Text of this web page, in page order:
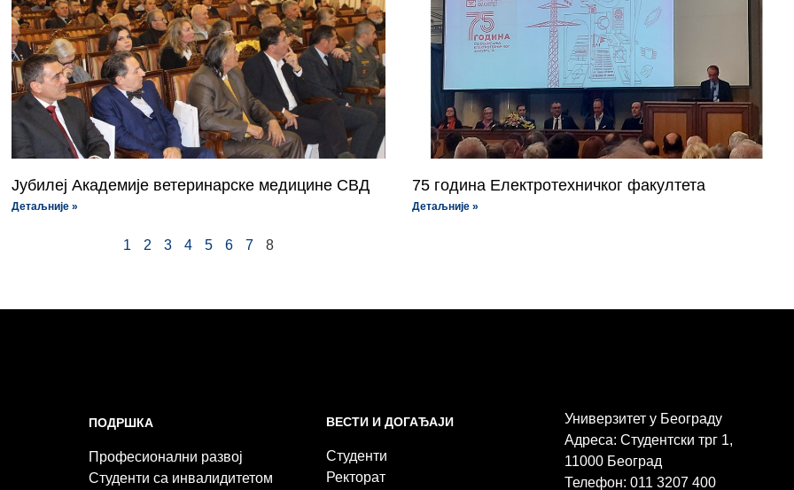
Јубилеј Академије ветеринарске медицине СВД
Детаљније »
75 година Електротехничког факултета
Детаљније »
1 2 3 4 5 6 7 8
ПОДРШКА
Професионални развој
Студенти са инвалидитетом
ВЕСТИ И ДОГАЂАЈИ
Студенти
Ректорат
Универзитет у Београду
Адреса: Студентски трг 1,
11000 Београд
Телефон: 011 3207 400